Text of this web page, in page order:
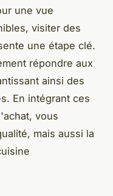
une vue
visiter des
une étape clé.
répondre aux
ainsi des
En intégrant ces
vous
mais aussi la